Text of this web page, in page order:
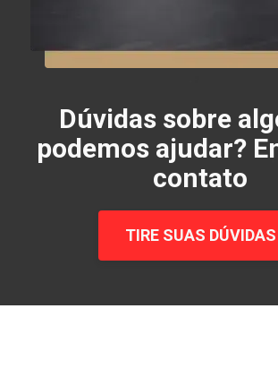
Dúvidas sobre
podemos ajudar?
contato
TIRE SUAS DÚVIDAS